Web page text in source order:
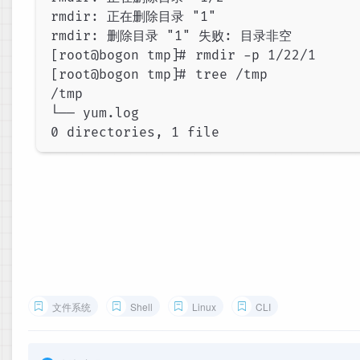
rmdir: 正在删除目录 "1"
rmdir: 删除目录 "1" 失败: 目录非空
[root@bogon tmp]# rmdir -p 1/22/1
[root@bogon tmp]# tree /tmp
/tmp
└── yum.log
文件系统 Shell Linux CLI